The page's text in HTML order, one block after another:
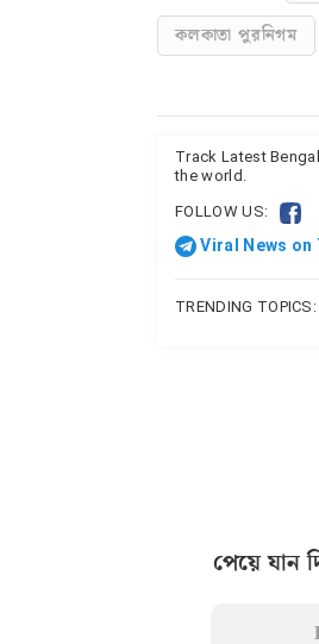
কলকাতা পুরনিগম
Track Latest
the world.
FOLLOW US:
Viral News on
TRENDING TOPICS:
পেয়ে যান